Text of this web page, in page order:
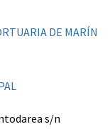
DE MARÍN
s/n